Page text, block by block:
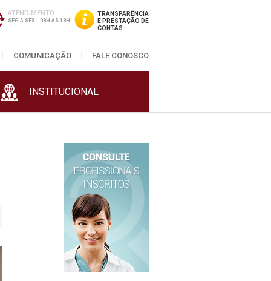
ATENDIMENTO
SEG A SEX - 08H ÀS 18H
TRANSPARÊNCIA
E PRESTAÇÃO DE
CONTAS
COMUNICAÇÃO FALE CONOSCO
INSTITUCIONAL